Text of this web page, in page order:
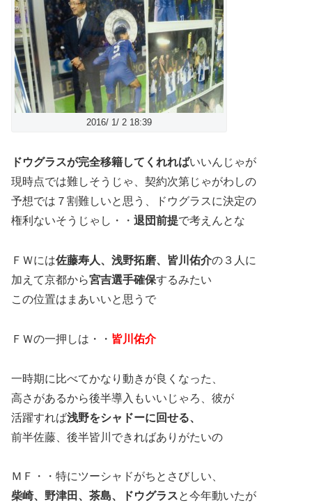
2016/ 1/ 2 18:39
ドウグラスが完全移籍してくれればいいんじゃが
現時点では難しそうじゃ、契約次第じゃがわしの
予想では７割難しいと思う、ドウグラスに決定の
権利ないそうじゃし・・ 退団前提で考えんとな
ＦＷには佐藤寿人、浅野拓磨、皆川佑介の３人に
加えて京都から宮吉選手確保するみたい
この位置はまあいいと思うで
ＦＷの一押しは・・ 皆川佑介
一時期に比べてかなり動きが良くなった、
高さがあるから後半導入もいいじゃろ、彼が
活躍すれば浅野をシャドーに回せる、
前半佐藤、後半皆川できればありがたいの
ＭＦ・・特にツーシャドがちとさびしい、
柴崎、野津田、茶島、ドウグラスと今年動いたが